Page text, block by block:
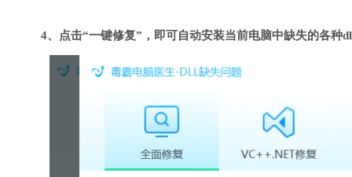
4、点击“一键修复”，即可自动安装当前电脑中缺失的各种